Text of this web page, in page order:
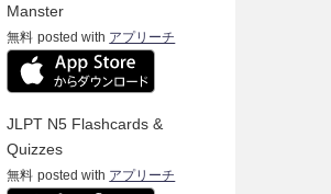
Manster
無料 posted with アプリーチ
JLPT N5 Flashcards &
Quizzes
無料 posted with アプリーチ